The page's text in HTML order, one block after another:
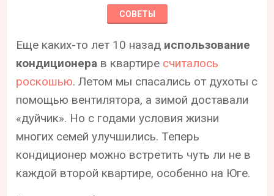
СОВЕТЫ
Еще каких-то лет 10 назад использование
кондиционера в квартире считалось
роскошью. Летом мы спасались от духоты с
помощью вентилятора, а зимой доставали
«‎дуйчик».‎ Но с годами условия жизни
многих семей улучшились. Теперь
кондиционер можно встретить чуть ли не в
каждой второй квартире, особенно на Юге.